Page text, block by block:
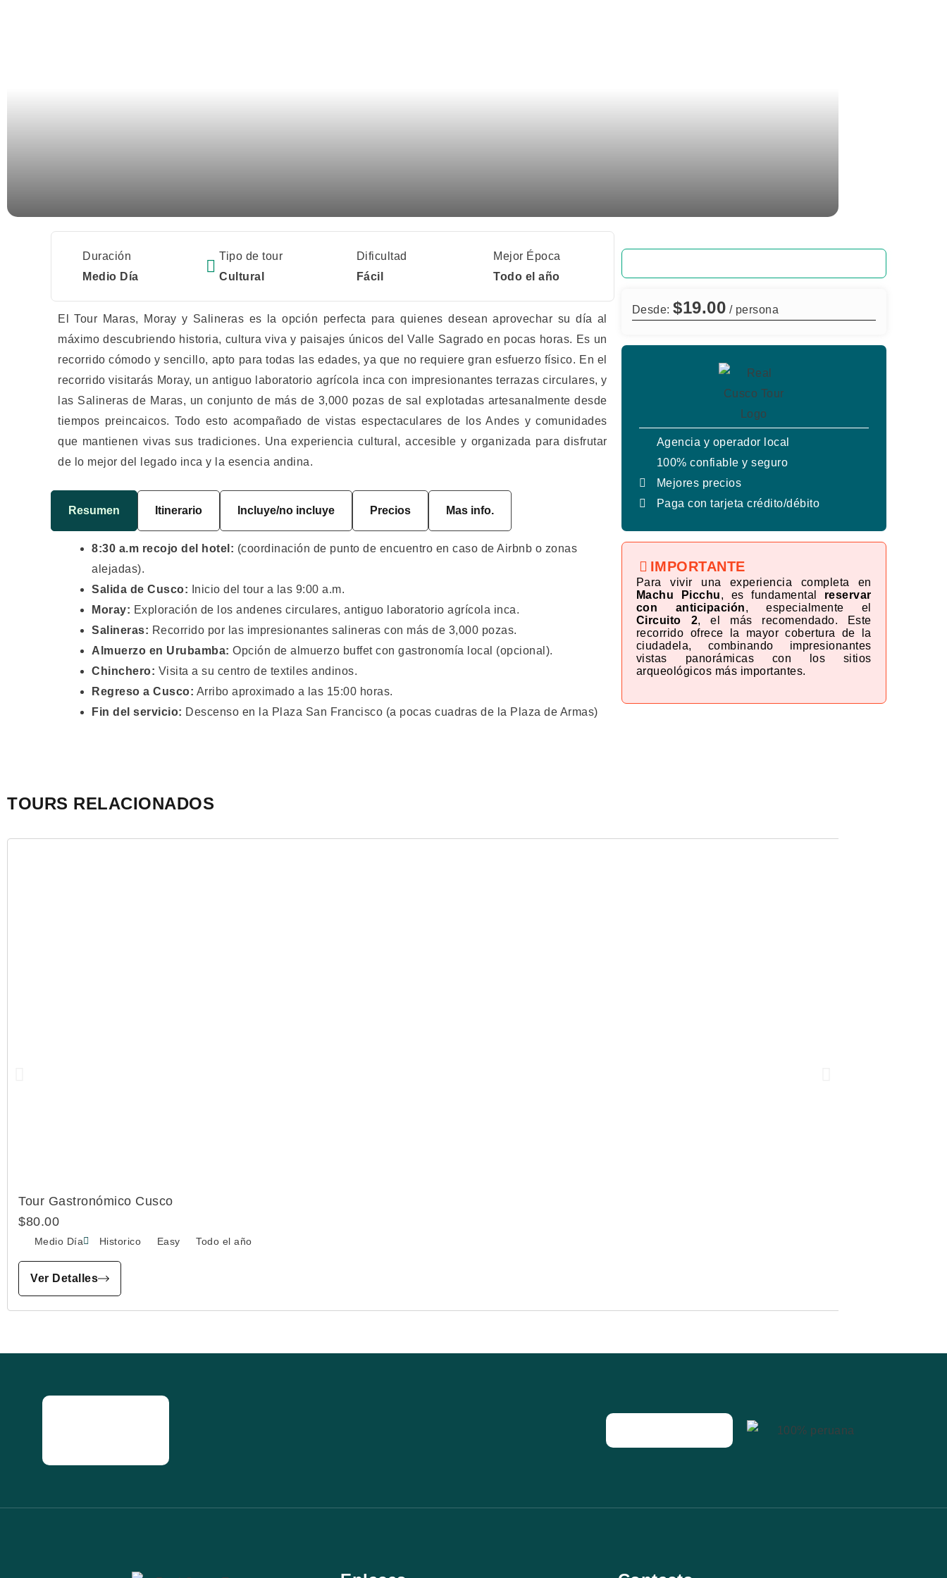
Duración
Medio Día
Tipo de tour
Cultural
Dificultad
Fácil
Mejor Época
Todo el año
El Tour Maras, Moray y Salineras es la opción perfecta para quienes desean aprovechar su día al
máximo descubriendo historia, cultura viva y paisajes únicos del Valle Sagrado en pocas horas. Es un
recorrido cómodo y sencillo, apto para todas las edades, ya que no requiere gran esfuerzo físico. En el
recorrido visitarás Moray, un antiguo laboratorio agrícola inca con impresionantes terrazas circulares, y
las Salineras de Maras, un conjunto de más de 3,000 pozas de sal explotadas artesanalmente desde
tiempos preincaicos. Todo esto acompañado de vistas espectaculares de los Andes y comunidades
que mantienen vivas sus tradiciones. Una experiencia cultural, accesible y organizada para disfrutar
de lo mejor del legado inca y la esencia andina.
Resumen Itinerario Incluye/no incluye Precios Mas info.
8:30 a.m recojo del hotel: (coordinación de punto de encuentro en caso de Airbnb o zonas
alejadas).
Salida de Cusco: Inicio del tour a las 9:00 a.m.
Moray: Exploración de los andenes circulares, antiguo laboratorio agrícola inca.
Salineras: Recorrido por las impresionantes salineras con más de 3,000 pozas.
Almuerzo en Urubamba: Opción de almuerzo buffet con gastronomía local (opcional).
Chinchero: Visita a su centro de textiles andinos.
Regreso a Cusco: Arribo aproximado a las 15:00 horas.
Fin del servicio: Descenso en la Plaza San Francisco (a pocas cuadras de la Plaza de Armas)
Desde:$19.00 / persona
Agencia y operador local
100% confiable y seguro
Mejores precios
Paga con tarjeta crédito/débito
IMPORTANTE
Para vivir una experiencia completa en
Machu Picchu, es fundamental reservar
con anticipación, especialmente el
Circuito 2, el más recomendado. Este
recorrido ofrece la mayor cobertura de la
ciudadela, combinando impresionantes
vistas panorámicas con los sitios
arqueológicos más importantes.
TOURS RELACIONADOS
Tour Gastronómico Cusco
$80.00
Medio Día Historico Easy Todo el año
Ver Detalles